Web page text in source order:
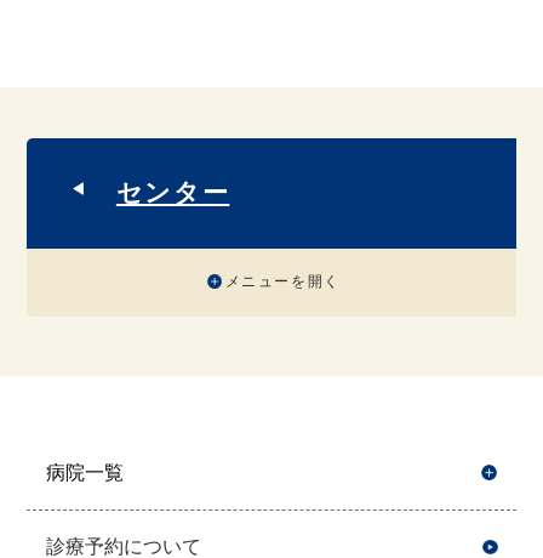
センター
メニューを開く
病院一覧
診療予約について